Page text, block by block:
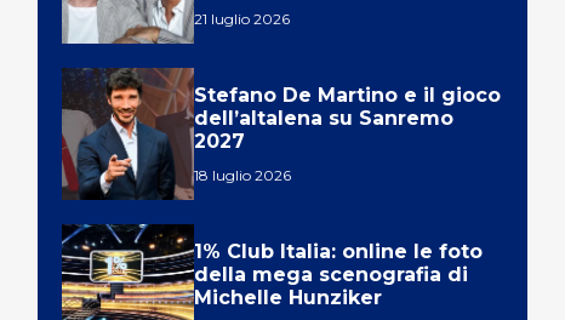
21 luglio 2026
Stefano De Martino e il gioco
dell’altalena su Sanremo
2027
18 luglio 2026
1% Club Italia: online le foto
della mega scenografia di
Michelle Hunziker